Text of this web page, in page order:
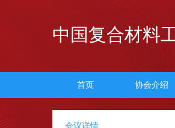
中国复合材料
首页 协会介绍
会议详情